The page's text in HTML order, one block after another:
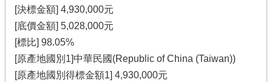
[決標金額] 4,930,000元
[底價金額] 5,028,000元
[標比] 98.05%
[原產地國別1]中華民國(Republic of China (Taiwan))
[原產地國別得標金額1] 4,930,000元